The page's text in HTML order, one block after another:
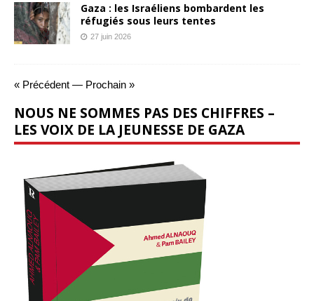
Gaza : les Israéliens bombardent les
réfugiés sous leurs tentes
27 juin 2026
« Précédent — Prochain »
NOUS NE SOMMES PAS DES CHIFFRES –
LES VOIX DE LA JEUNESSE DE GAZA